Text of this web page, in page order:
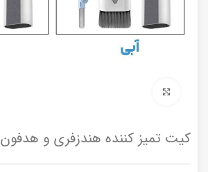
کیت تمیز کننده هندزفری و هدفون